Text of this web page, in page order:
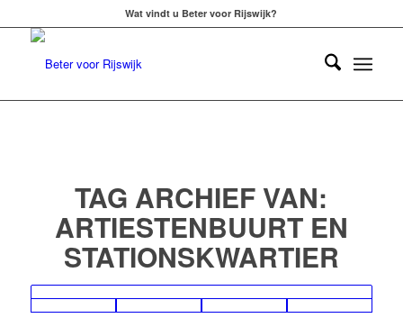
Wat vindt u Beter voor Rijswijk?
TAG ARCHIEF VAN:
ARTIESTENBUURT EN
STATIONSKWARTIER